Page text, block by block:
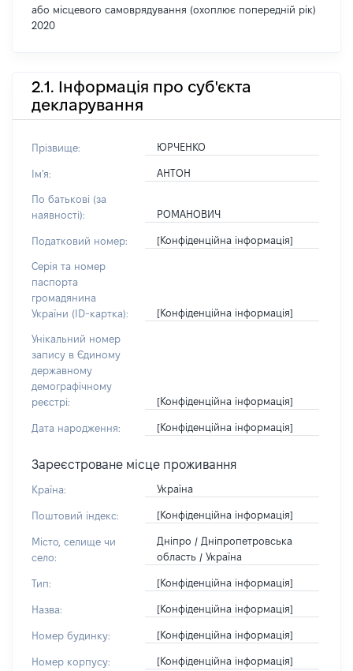
або місцевого самоврядування (охоплює попередній рік)
2020
2.1. Інформація про суб'єкта
декларування
Прізвище: ЮРЧЕНКО
Ім'я: АНТОН
По батькові (за
наявності):
РОМАНОВИЧ
Податковий номер: [Конфіденційна інформація]
Серія та номер
паспорта
громадянина
України (ID-картка):
[Конфіденційна інформація]
Унікальний номер
запису в Єдиному
державному
демографічному
реєстрі:
[Конфіденційна інформація]
Дата народження: [Конфіденційна інформація]
Зареєстроване місце проживання
Країна: Україна
Поштовий індекс: [Конфіденційна інформація]
Місто, селище чи
село:
Дніпро / Дніпропетровська
область / Україна
Тип: [Конфіденційна інформація]
Назва: [Конфіденційна інформація]
Номер будинку: [Конфіденційна інформація]
Номер корпусу: [Конфіденційна інформація]